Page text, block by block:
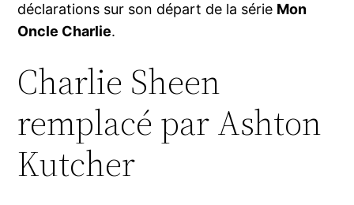
déclarations sur son départ de la série Mon
Oncle Charlie.
Charlie Sheen
remplacé par Ashton
Kutcher